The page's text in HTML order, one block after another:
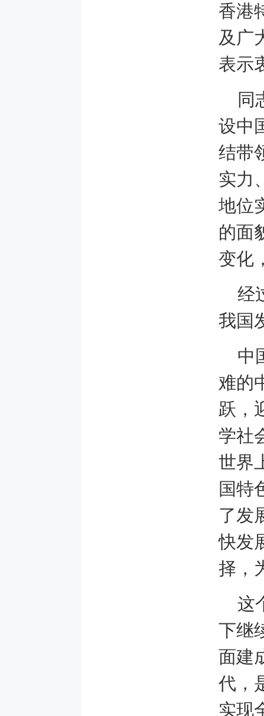
香港
及广
表示
同
设中
结带
实力
地位
的面
变化
经
我国
中
难的
跃，
学社
世界
国特
了发
快发
择，
这
下继
面建
代，
实现